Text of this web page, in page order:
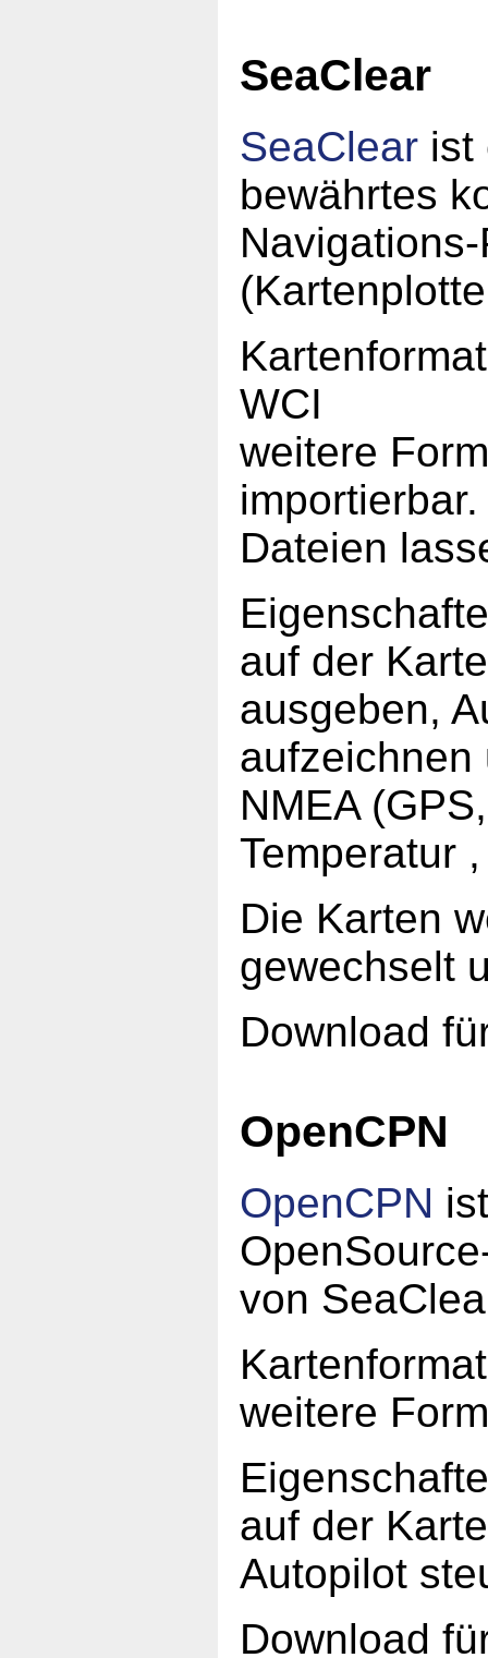
SeaClear
SeaClear ist
bewährtes
WCI
weitere
Dateien
auf der
ausgeben,
aufzeichnen
NMEA
Temperatur
Die Karten
gewechselt
Download
OpenCPN
OpenCPN
von
weitere
auf der
Autopilot
Download